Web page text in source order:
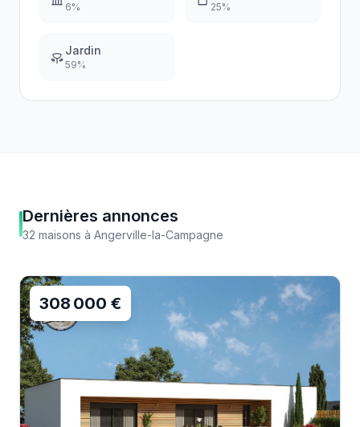
6% 25%
Jardin
59%
Dernières annonces
32 maisons à Angerville-la-Campagne
308 000 €